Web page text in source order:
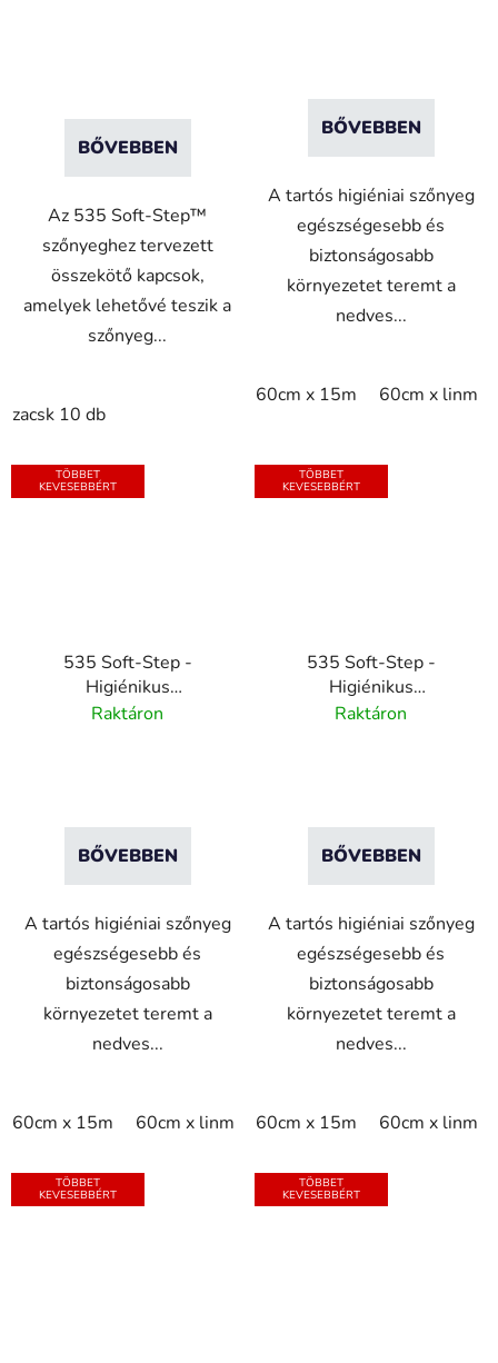
BŐVEBBEN
Az 535 Soft-Step™
szőnyeghez tervezett
összekötő kapcsok,
amelyek lehetővé teszik a
szőnyeg...
zacsk 10 db
BŐVEBBEN
A tartós higiéniai szőnyeg
egészségesebb és
biztonságosabb
környezetet teremt a
nedves...
60cm x 15m 60cm x linm
TÖBBET
KEVESEBBÉRT
535 Soft-Step -
Higiénikus
csúszásmentes szőnyeg
Raktáron
BŐVEBBEN
A tartós higiéniai szőnyeg
egészségesebb és
biztonságosabb
környezetet teremt a
nedves...
60cm x 15m 60cm x linm
TÖBBET
KEVESEBBÉRT
535 Soft-Step -
Higiénikus
csúszásmentes szőnyeg
Raktáron
BŐVEBBEN
A tartós higiéniai szőnyeg
egészségesebb és
biztonságosabb
környezetet teremt a
nedves...
60cm x 15m 60cm x linm
TÖBBET
KEVESEBBÉRT
TÖBBET
KEVESEBBÉRT